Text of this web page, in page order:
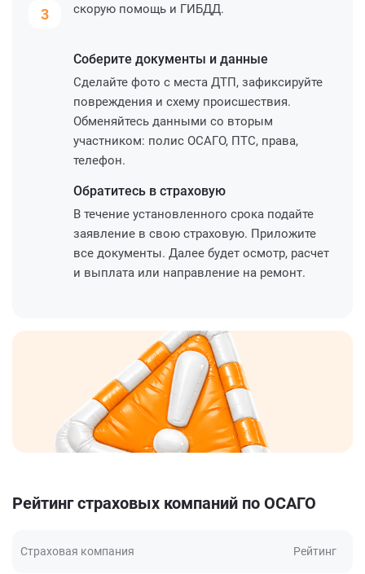
3
скорую помощь и ГИБДД.
Соберите документы и данные
Сделайте фото с места ДТП, зафиксируйте
повреждения и схему происшествия.
Обменяйтесь данными со вторым
участником: полис ОСАГО, ПТС, права,
телефон.
Обратитесь в страховую
В течение установленного срока подайте
заявление в свою страховую. Приложите
все документы. Далее будет осмотр, расчет
и выплата или направление на ремонт.
Рейтинг страховых компаний по ОСАГО
Страховая компания Рейтинг